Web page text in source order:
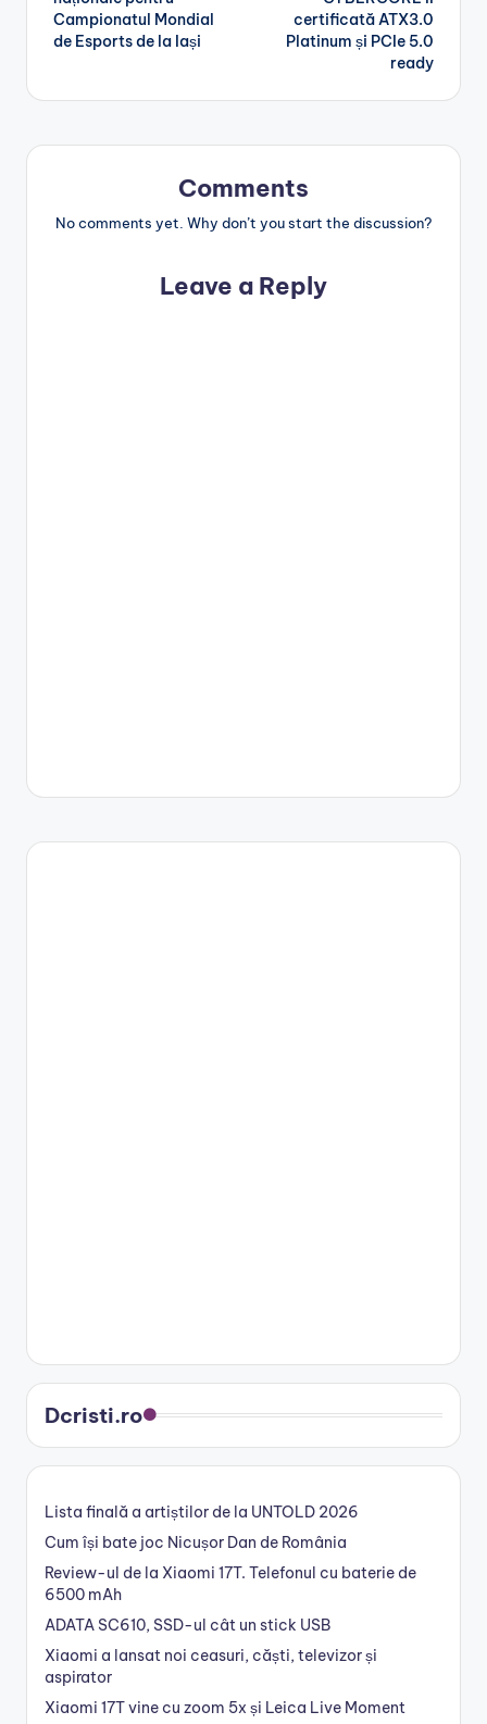
Campionatul Mondial
de Esports de la Iași
certificată ATX3.0
Platinum și PCIe 5.0
ready
Comments
No comments yet. Why don’t you start the discussion?
Leave a Reply
Dcristi.ro
Lista finală a artiștilor de la UNTOLD 2026
Cum își bate joc Nicușor Dan de România
Review-ul de la Xiaomi 17T. Telefonul cu baterie de
6500 mAh
ADATA SC610, SSD-ul cât un stick USB
Xiaomi a lansat noi ceasuri, căști, televizor și
aspirator
Xiaomi 17T vine cu zoom 5x și Leica Live Moment